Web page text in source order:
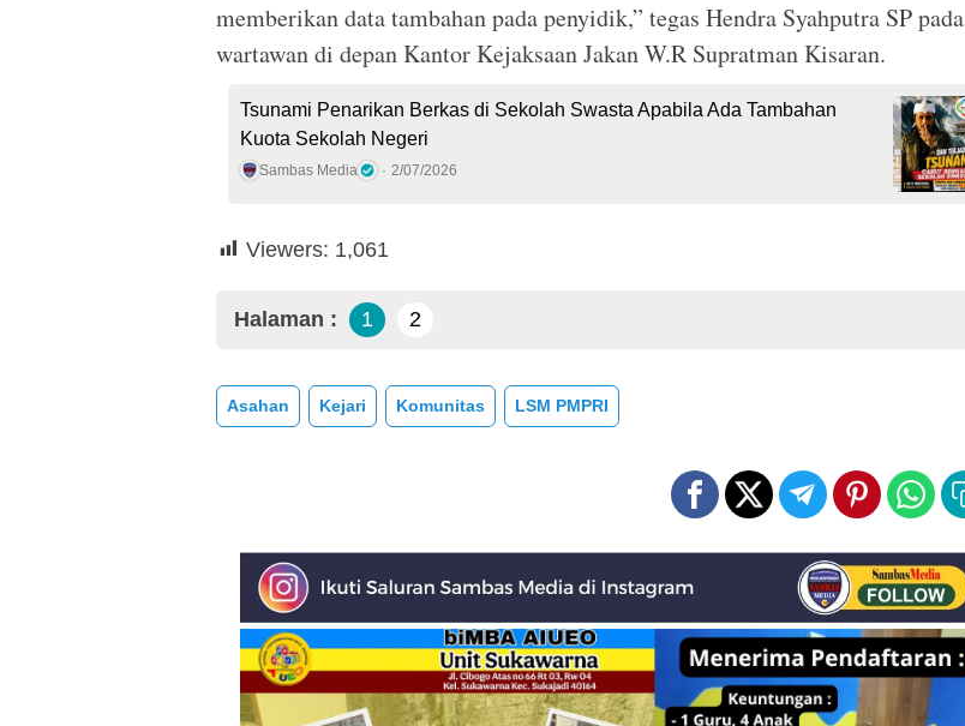
memberikan data tambahan pada penyidik,” tegas Hendra Syahputra SP pada
wartawan di depan Kantor Kejaksaan Jakan W.R Supratman Kisaran.
Tsunami Penarikan Berkas di Sekolah Swasta Apabila Ada Tambahan
Kuota Sekolah Negeri
Sambas Media 2/07/2026
Viewers: 1,061
Halaman : 1 2
Asahan Kejari Komunitas LSM PMPRI